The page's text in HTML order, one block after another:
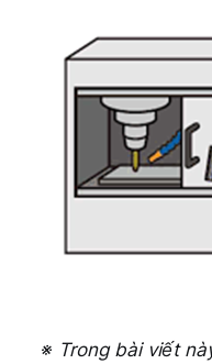
※ Trong bài viết